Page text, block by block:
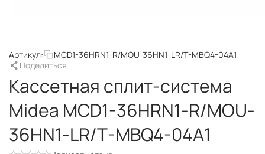
Артикул:
MCD1-36HRN1-R/MOU-36HN1-LR/T-MBQ4-04A1
Поделиться
Кассетная сплит-система
Midea MCD1-36HRN1-R/MOU-
36HN1-LR/T-MBQ4-04A1